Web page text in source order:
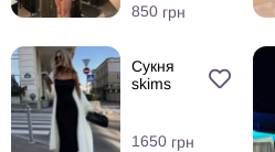
850 грн
Сукня
skims
1650 грн